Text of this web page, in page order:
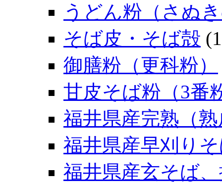
うどん粉（さぬ
そば皮・そば殻
御膳粉（更科粉）
甘皮そば粉（3番
福井県産完熟（
福井県産早刈り
福井県産玄そば